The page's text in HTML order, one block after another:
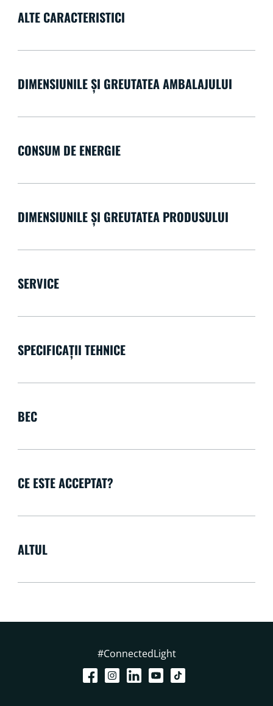
ALTE CARACTERISTICI
DIMENSIUNILE ȘI GREUTATEA AMBALAJULUI
CONSUM DE ENERGIE
DIMENSIUNILE ȘI GREUTATEA PRODUSULUI
SERVICE
SPECIFICAȚII TEHNICE
BEC
CE ESTE ACCEPTAT?
ALTUL
#ConnectedLight